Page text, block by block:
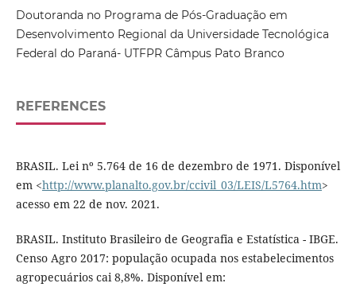
Doutoranda no Programa de Pós-Graduação em
Desenvolvimento Regional da Universidade Tecnológica
Federal do Paraná- UTFPR Câmpus Pato Branco
REFERENCES
BRASIL. Lei nº 5.764 de 16 de dezembro de 1971. Disponível
em <http://www.planalto.gov.br/ccivil_03/LEIS/L5764.htm>
acesso em 22 de nov. 2021.
BRASIL. Instituto Brasileiro de Geografia e Estatística - IBGE.
Censo Agro 2017: população ocupada nos estabelecimentos
agropecuários cai 8,8%. Disponível em: